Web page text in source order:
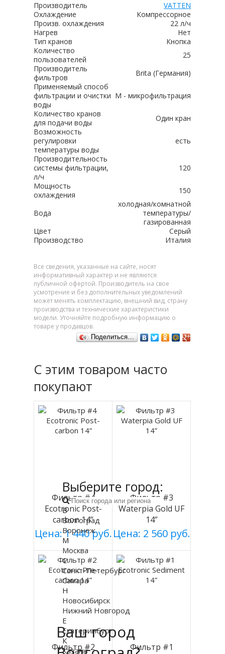
Производитель
VATTEN
Охлаждение
Компрессорное
Произв. охлаждения
22 л/ч
Нагрев
Нет
Тип кранов
Кнопка
Количество
пользователей
25
Производитель
фильтров
Brita (Германия)
Применяемый способ
фильтрации и очистки
воды
М - микрофильтрация
Количество кранов
для подачи воды
Один кран
Возможность
регулировки
температуры воды
есть
Производительность
системы фильтрации,
л/ч
120
Мощность
охлаждения
150
Вода
холодная/комнатной
температуры/
газированная
Цвет
Серый
Производство
Италия
Все сведения, указанные на сайте, носят
информативный характер и не являются
публичной офертой. Производитель на свое
усмотрение и без дополнительных уведомлений
может менять комплектацию, внешний вид, страну
производства и технические характеристики
модели. Уточняйте подробную информацию о
товаре у продавцов.
Поделиться…
С этим товаром часто
покупают
Фильтр #4
Ecotronic Post-
carbon 14”
Цена: 1 440 руб.
Фильтр #3
Waterpia Gold UF
14”
Цена: 2 560 руб.
Фильтр #2
Фильтр #1
Ваш город
Выберите город:
В
Волгоград
Воронеж
М
Москва
С
Санкт-Петербург
Самара
Н
Новосибирск
Нижний Новгород
Е
Екатеринбург
К
Казань